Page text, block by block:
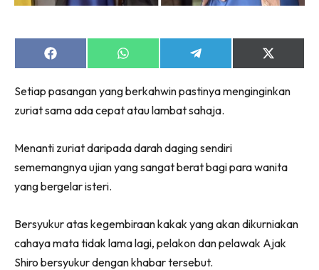
Share
on
Share
on
Share
on
Share
on
(Twitter)
Setiap pasangan yang berkahwin pastinya menginginkan
zuriat sama ada cepat atau lambat sahaja.
Menanti zuriat daripada darah daging sendiri
sememangnya ujian yang sangat berat bagi para wanita
yang bergelar isteri.
Bersyukur atas kegembiraan kakak yang akan dikurniakan
cahaya mata tidak lama lagi, pelakon dan pelawak Ajak
Shiro bersyukur dengan khabar tersebut.